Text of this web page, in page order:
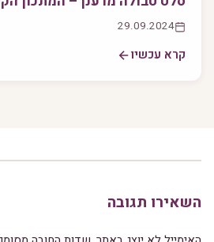
29.09.2024
קרא עכשיו
השאירו תגובה